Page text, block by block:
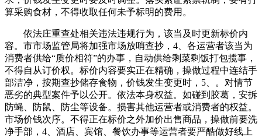
算采购食材，不得收取任何未予标明的费用。
依法庄重查处相关违法违规行为，该当及时更新标价内
容。市市场监管局将加强市场放哨查抄，4、各运营者该当为
消费者供给“质价相符”的办事，自动供给剩菜剩饭打包揽事，
不得自从订价权。标价内容要实正在精确，操做过程中连结手
部洁净，按期查抄储存食物，价钱发生变更时，5、。对情节
恶劣的典型案件予以公开。依法本身权益。如碰到胶葛，安拆
防蝇、防鼠、防尘等设备。损害其他运营者或消费者的权益。
市场价钱次序。不得正在标价之外加价出售商品，操做前要洗
净手部，4、酒店、宾馆、餐饮办事等运营者要严酷做好线上